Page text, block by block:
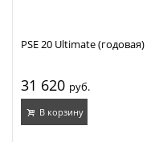
31 620 руб.
В корзину
PSE 20 Ultimate (годовая)